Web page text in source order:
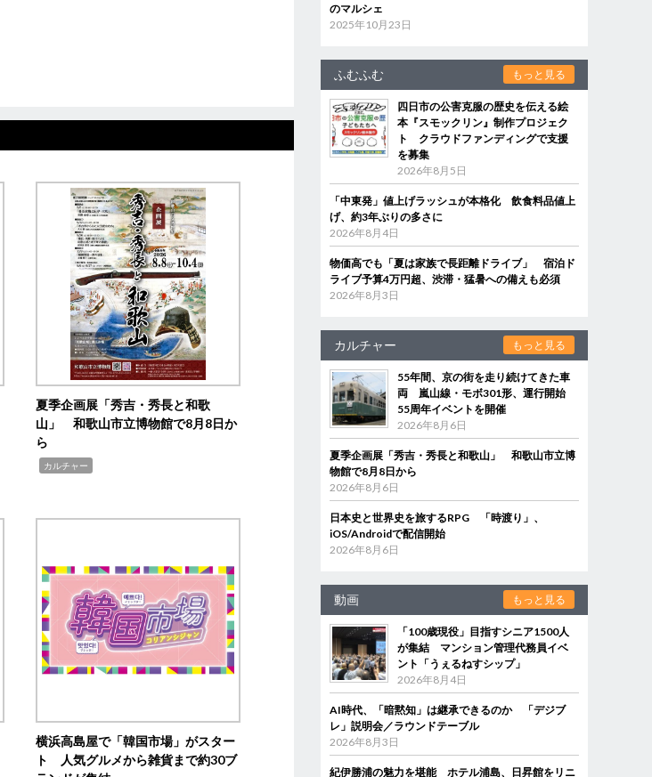
夏季企画展「秀吉・秀長と和歌
山」 和歌山市立博物館で8月8日か
ら
カルチャー
横浜高島屋で「韓国市場」がスター
ト 人気グルメから雑貨まで約30ブ
のマルシェ
2025年10月23日
ふむふむ もっと見る
四日市の公害克服の歴史を伝える絵
本『スモックリン』制作プロジェク
ト クラウドファンディングで支援
を募集
2026年8月5日
「中東発」値上げラッシュが本格化 飲食料品値上
げ、約3年ぶりの多さに
2026年8月4日
物価高でも「夏は家族で長距離ドライブ」 宿泊ド
ライブ予算4万円超、渋滞・猛暑への備えも必須
2026年8月3日
カルチャー もっと見る
55年間、京の街を走り続けてきた車
両 嵐山線・モボ301形、運行開始
55周年イベントを開催
2026年8月6日
夏季企画展「秀吉・秀長と和歌山」 和歌山市立博
物館で8月8日から
2026年8月6日
日本史と世界史を旅するRPG 「時渡り」、
iOS/Androidで配信開始
2026年8月6日
動画 もっと見る
「100歳現役」目指すシニア1500人
が集結 マンション管理代務員イベ
ント「うぇるねすシップ」
2026年8月4日
AI時代、「暗黙知」は継承できるのか 「デジブ
レ」説明会／ラウンドテーブル
2026年8月3日
紀伊勝浦の魅力を堪能 ホテル浦島、日昇館をリニ